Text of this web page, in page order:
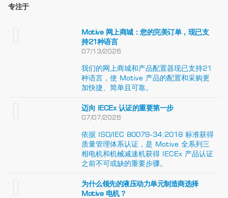
专注于
Motive 网上商城：您的完美订单，现已支
持21种语言
07/13/2026
我们的网上商城和产品配置器现已支持21
种语言，使 Motive 产品的配置和采购更
加快捷、简单且可靠。
迈向 IECEx 认证的重要第一步
07/07/2026
依据 ISO/IEC 80079-34:2018 标准获得
质量管理体系认证，是 Motive 全系列三
相电机和机械减速机获得 IECEx 产品认证
之前不可或缺的重要步骤。
为什么领先的液压动力单元制造商选择
Motive 电机？